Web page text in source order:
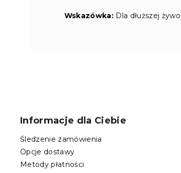
Wskazówka:Dla dłuższej
Informacje dla Ciebie
Śledzenie zamówienia
Opcje dostawy
Metody płatności